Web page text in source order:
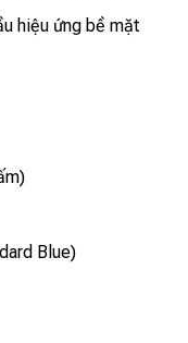
hiệu ứng bề mặt
Blue)